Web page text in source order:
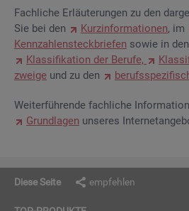
Fach­li­che Er­läu­te­run­gen zu den
Sie bei den
Kurz­in­for­ma­tio­nen, im
Kenn­zah­len­steck­brie­fen sowie in
Klas­si­fi­ka­ti­on der Be­ru­fe,
zwei­ge und zu den
Wei­ter­füh­ren­de fach­li­che
Grund­la­gen un­se­res
Diese Seite empfehlen